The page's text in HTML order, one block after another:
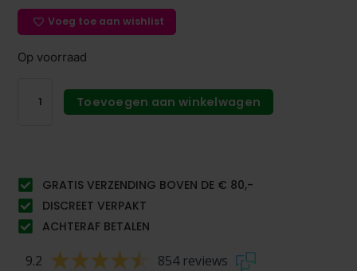
Voeg toe aan wishlist
Op voorraad
Toevoegen aan winkelwagen
GRATIS VERZENDING BOVEN DE € 80,-
DISCREET VERPAKT
ACHTERAF BETALEN
9.2 854 reviews